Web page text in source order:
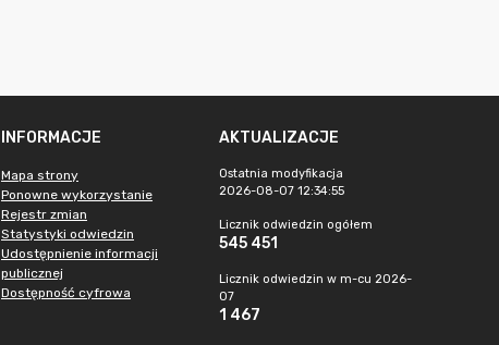
INFORMACJE
Mapa strony
Ponowne wykorzystanie
Rejestr zmian
Statystyki odwiedzin
Udostępnienie informacji
publicznej
Dostępność cyfrowa
AKTUALIZACJE
Ostatnia modyfikacja
2026-08-07 12:34:55
Licznik odwiedzin ogółem
545 451
Licznik odwiedzin w m-cu 2026-
07
1 467